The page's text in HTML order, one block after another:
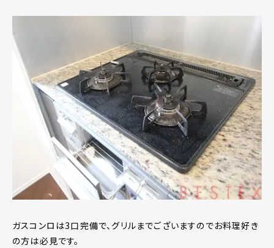
ガスコンロは3口完備で、グリルまでございますのでお料理好き
の方は必見です。